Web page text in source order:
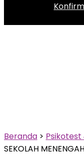
Beranda > Psikotest
SEKOLAH